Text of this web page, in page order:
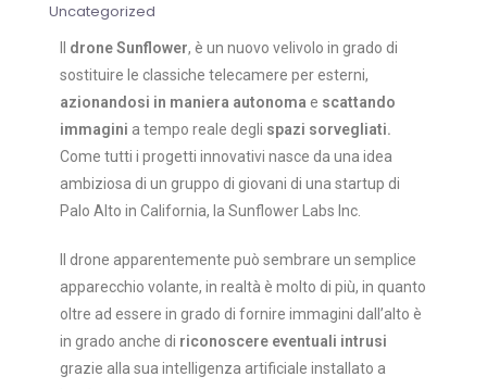
Uncategorized
drone Sunflower, è un nuovo velivolo in grado di
sostituire le classiche telecamere per esterni,
azionandosi in maniera autonoma e scattando
immagini a tempo reale degli spazi sorvegliati.
Come tutti i progetti innovativi nasce da una idea
ambiziosa di un gruppo di giovani di una startup di
Palo Alto in California, la Sunflower Labs Inc.
Il drone apparentemente può sembrare un semplice
apparecchio volante, in realtà è molto di più, in quanto
oltre ad essere in grado di fornire immagini dall’alto è
in grado anche di riconoscere eventuali intrusi
grazie alla sua intelligenza artificiale installato a